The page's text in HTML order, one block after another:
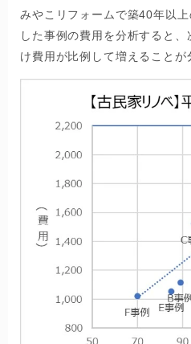
みやこリフォームで築40年以
した事例の費用を分析すると
け費用が比例して増えることが